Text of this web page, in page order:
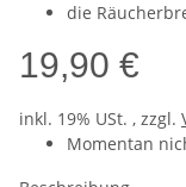
die
19,90 €
inkl. 19% USt. , zzgl.
Momentan